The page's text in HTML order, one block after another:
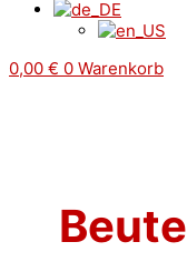
0,00 € 0 Warenkorb